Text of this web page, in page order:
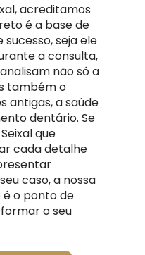
acreditamos
é a base de
seja ele
a consulta,
não só a
também o
antigas, a saúde
dentário. Se
que
cada detalhe
caso, a nossa
o ponto de
o seu